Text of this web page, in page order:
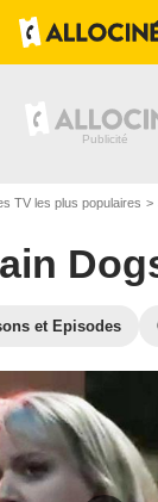
TV les plus populaires
et Episodes